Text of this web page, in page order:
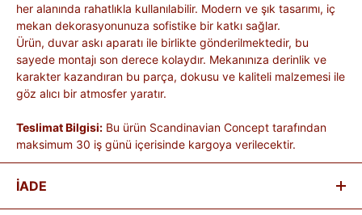
her alanında rahatlıkla kullanılabilir. Modern ve şık tasarımı, iç
mekan dekorasyonunuza sofistike bir katkı sağlar.
Ürün, duvar askı aparatı ile birlikte gönderilmektedir, bu
sayede montajı son derece kolaydır. Mekanınıza derinlik ve
karakter kazandıran bu parça, dokusu ve kaliteli malzemesi ile
göz alıcı bir atmosfer yaratır.
Teslimat Bilgisi: Bu ürün Scandinavian Concept tarafından
maksimum 30 iş günü içerisinde kargoya verilecektir.
İADE